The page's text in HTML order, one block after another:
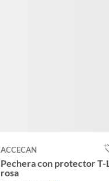
ACCECAN
Pechera con protector T-L
rosa